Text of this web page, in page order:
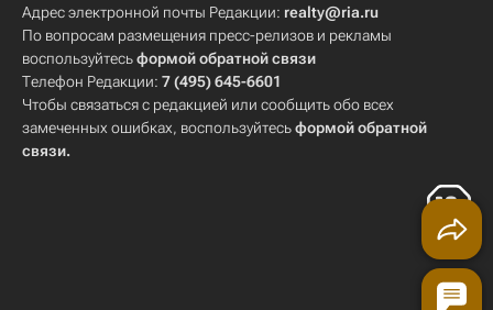
Адрес электронной почты Редакции: realty@ria.ru
По вопросам размещения пресс-релизов и рекламы
воспользуйтесьформой обратной связи
Телефон Редакции: 7 (495) 645-6601
Чтобы связаться с редакцией или сообщить обо всех
замеченных ошибках, воспользуйтесьформой обратной
связи.